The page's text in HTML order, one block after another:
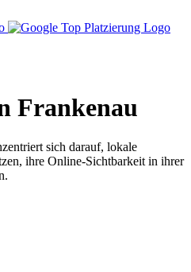
Frankenau
sich darauf, lokale
ihre Online-Sichtbarkeit in ihrer